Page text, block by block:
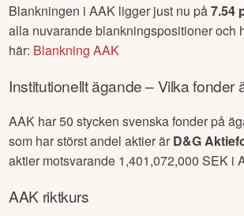
Blankningen iAAK ligger just nu på7.54
alla nuvarande blankningspositioner och
här: BlankningAAK
Institutionellt ägande – Vilka fonder
AAK har50 stycken svenska fonder på
som har störst andel aktier är D&G
aktier motsvarande 1,401,072,000 SEK i
AAK riktkurs